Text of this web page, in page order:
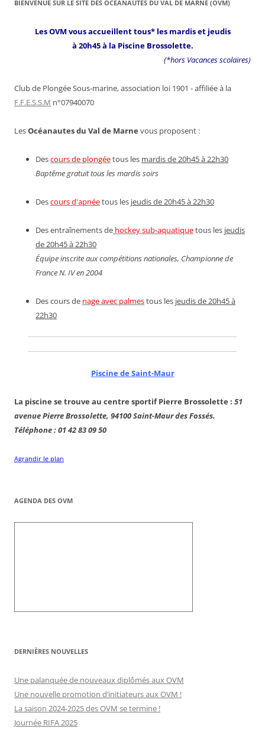
BIENVENUE SUR LE SITE DES OCÉANAUTES DU VAL DE MARNE (OVM)
Les OVM vous accueillent tous* les mardis et jeudis
à 20h45 à la Piscine Brossolette.
(*hors Vacances scolaires)
Club de Plongée Sous-marine, association loi 1901 - affiliée à la
F.F.E.S.S.M n°07940070
LesOcéanautes du Val de Marne vous proposent :
Descours de plongéetous les mardis de 20h45 à 22h30
Baptême gratuit tous les mardis soirs
Descours d'apnéetous les jeudis de 20h45 à 22h30
Des entraînements de hockey sub-aquatiquetous les jeudis
de 20h45 à 22h30
Équipe inscrite aux compétitions nationales, Championne de
France N. IV en 2004
Des cours de nage avec palmestous les jeudis de 20h45 à
22h30
Piscine de Saint-Maur
La piscine se trouve au centre sportif Pierre Brossolette : 51
avenue Pierre Brossolette, 94100 Saint-Maur des Fossés.
Téléphone : 01 42 83 09 50
Agrandir le plan
AGENDA DES OVM
DERNIÈRES NOUVELLES
Une palanquée de nouveaux diplômés aux OVM
Une nouvelle promotion d’initiateurs aux OVM !
La saison 2024-2025 des OVM se termine !
Journée RIFA 2025